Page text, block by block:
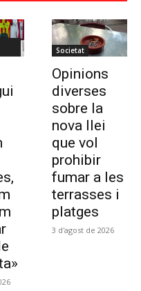
Societat
Opinions
diverses
sobre la
nova llei
que vol
prohibir
fumar a les
terrasses i
platges
3 d'agost de 2026